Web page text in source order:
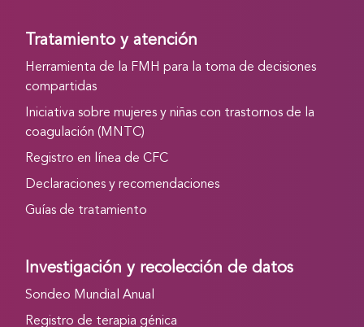
Tratamiento y atención
Herramienta de la FMH para la toma de decisiones
compartidas
Iniciativa sobre mujeres y niñas con trastornos de la
coagulación (MNTC)
Registro en línea de CFC
Declaraciones y recomendaciones
Guías de tratamiento
Investigación y recolección de datos
Sondeo Mundial Anual
Registro de terapia génica